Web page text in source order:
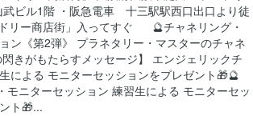
ビル1階 ・阪急電車 十三駅駅西口出口より徒
リー商店街」入ってすぐ 🔮チャネリング・
ン《第2弾》 プラネタリー・マスターのチャネ
きがもたらすメッセージ】 エンジェリックチ
による モニターセッションをプレゼント🎁🔮
モニターセッション 練習生による モニターセッ
ト🎁...